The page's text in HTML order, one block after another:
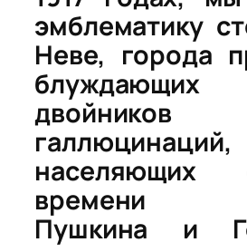
эмблематику
Неве, города
блуждающих
двойников
галлюцинаций,
населяющих
времени
Пушкина
и